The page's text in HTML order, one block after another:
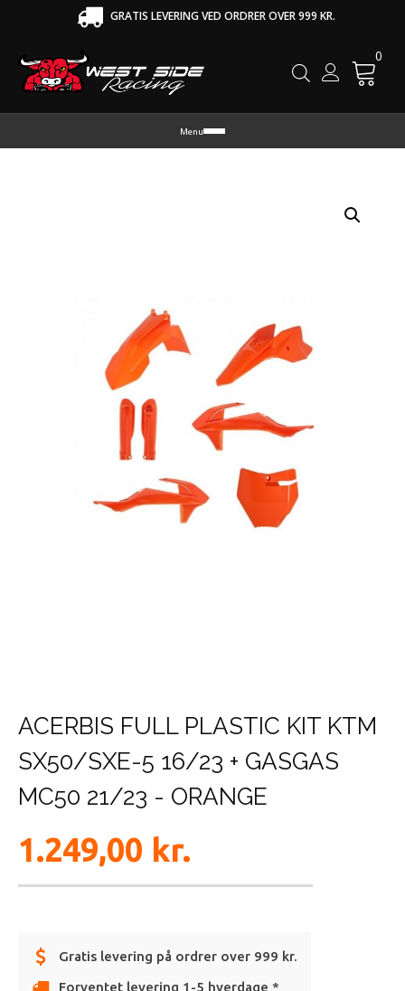
GRATIS LEVERING VED ORDRER OVER 999 KR.
0
Menu
ACERBIS FULL PLASTIC KIT KTM
SX50/SXE-5 16/23 + GASGAS
MC50 21/23 - ORANGE
1.249,00 kr.
Gratis levering på ordrer over 999 kr.
Forventet levering 1-5 hverdage *